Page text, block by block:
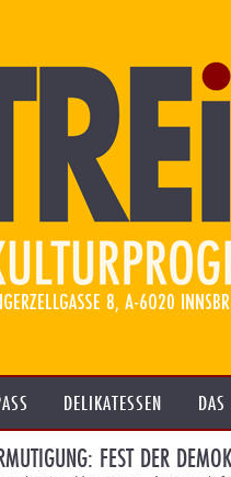
DELIKATESSEN
FEST DER